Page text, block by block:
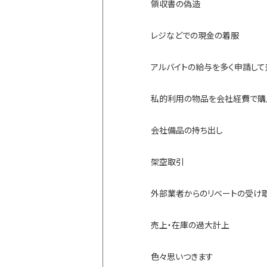
領収書の偽造
レジなどでの現金の着服
アルバイトの給与を多く申請し
私的利用の物品を会社経費で購
会社備品の持ち出し
架空取引
外部業者からのリベートの受け
売上・在庫の過大計上
色々思いつきます